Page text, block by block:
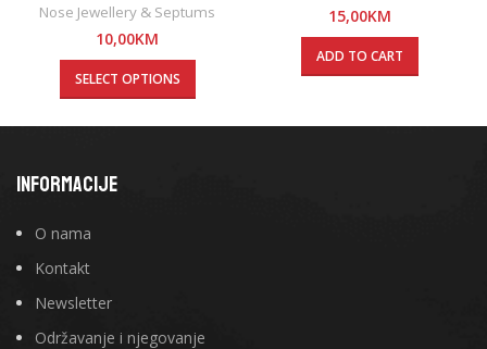
Nose Jewellery & Septums
10,00KM
SELECT OPTIONS
15,00KM
ADD TO CART
INFORMACIJE
O nama
Kontakt
Newsletter
Održavanje i njegovanje